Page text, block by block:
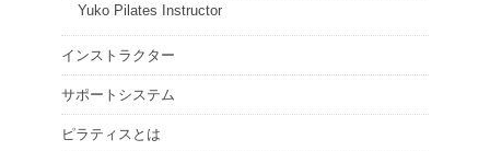
Yuko Pilates Instructor
インストラクター
サポートシステム
ピラティスとは